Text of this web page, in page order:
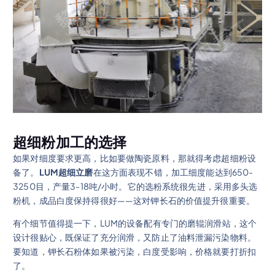
超细粉加工的选择
如果对细度要求更高，比如要做陶瓷原料，那就得考虑超细粉设
备了。 LUM超细立磨在这方面表现不错，加工细度能达到650-
3250目，产量3-18吨/小时。它的选粉系统很先进，采用多头选
粉机，成品白度保持得很好——这对钾长石的价值提升很重要。
有个细节值得提一下，LUM的设备配有专门的磨辊润滑站，这个
设计很贴心，既保证了充分润滑，又防止了油料泄漏污染物料。
要知道，钾长石粉体如果被污染，白度受影响，价格就要打折扣
了。